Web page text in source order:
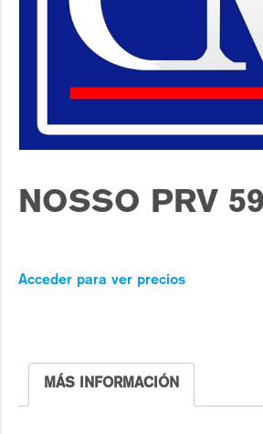
NOSSO PRV
Acceder para ver precios
MÁS INFORMACIÓN